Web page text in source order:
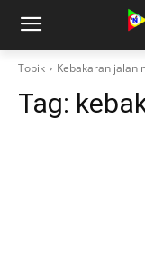
Topik Kebakaran jalan
Tag: